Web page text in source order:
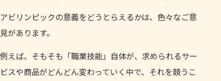
アビリンピックの意義をどうとらえるかは、色々なご意
見があります。
例えば、そもそも「職業技能」自体が、求められるサー
ビスや商品がどんどん変わっていく中で、それを競うこ